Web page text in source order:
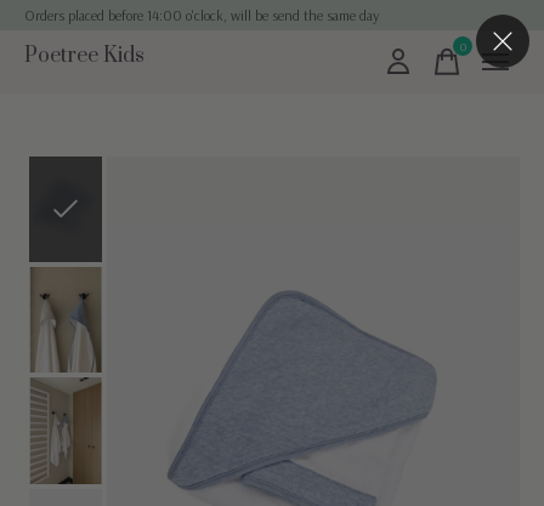
Orders placed before 14:00 o'clock, will be send the same day
Poetree Kids 0items